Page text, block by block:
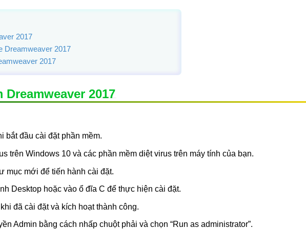
2017
Dreamweaver 2017
2017
2017
bắt đầu cài đặt phần mềm.
trên Windows 10 và các phần mềm diệt virus trên máy tính của bạn.
mục mới để tiến hành cài đặt.
Desktop hoặc vào ổ đĩa C để thực hiện cài đặt.
đã cài đặt và kích hoạt thành công.
Admin bằng cách nhấp chuột phải và chọn “Run as administrator”.